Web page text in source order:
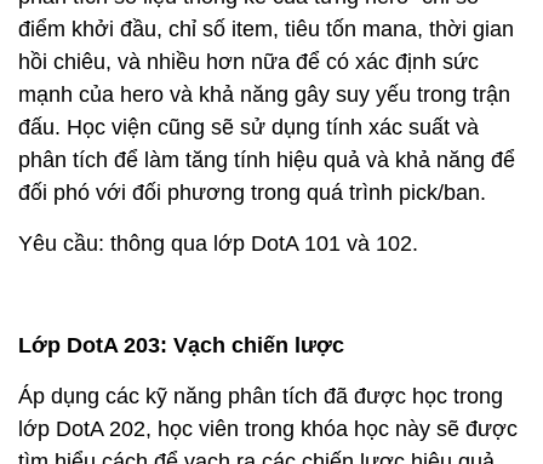
điểm khởi đầu, chỉ số item, tiêu tốn mana, thời gian
hồi chiêu, và nhiều hơn nữa để có xác định sức
mạnh của hero và khả năng gây suy yếu trong trận
đấu. Học viện cũng sẽ sử dụng tính xác suất và
phân tích để làm tăng tính hiệu quả và khả năng để
đối phó với đối phương trong quá trình pick/ban.
Yêu cầu: thông qua lớp DotA 101 và 102.
Lớp DotA 203: Vạch chiến lược
Áp dụng các kỹ năng phân tích đã được học trong
lớp DotA 202, học viên trong khóa học này sẽ được